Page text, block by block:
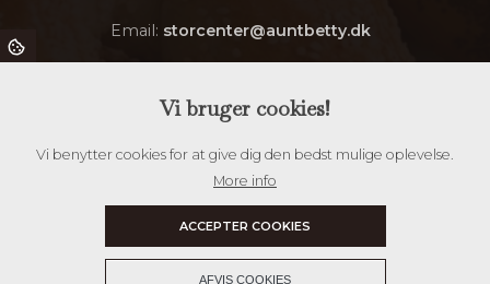
Email: storcenter@auntbetty.dk
Vi bruger cookies!
Vi benytter cookies for at give dig den bedst mulige oplevelse.
More info
ACCEPTER COOKIES
AFVIS COOKIES